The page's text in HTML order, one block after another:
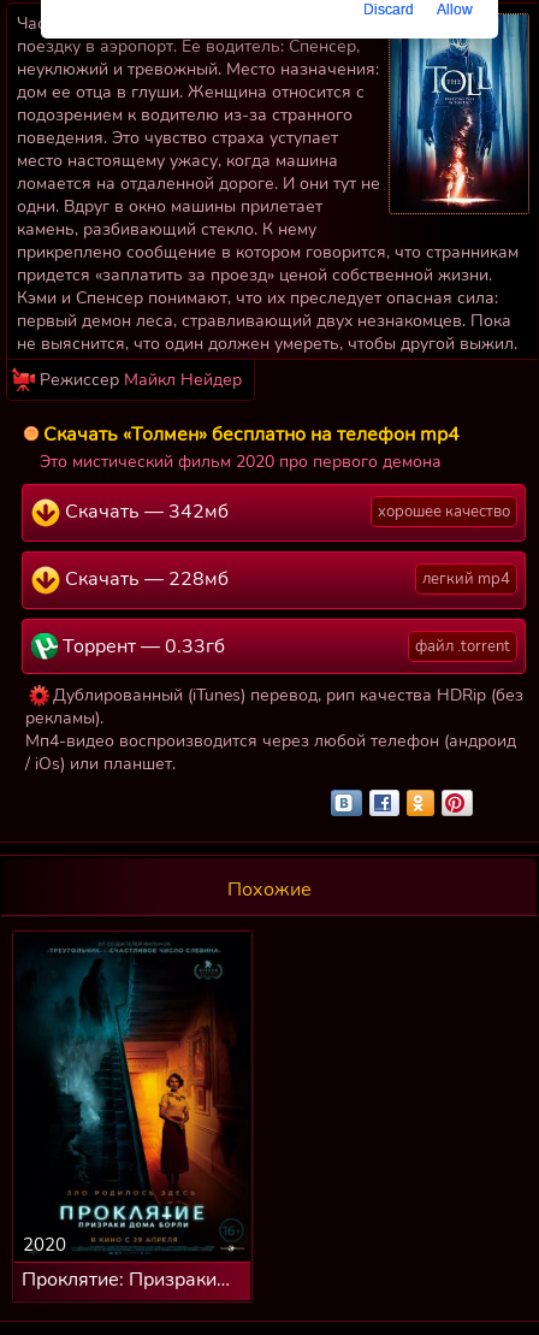
Час ночи. Вымотанная Кэми заказывает
поездку в аэропорт. Ее водитель: Спенсер,
неуклюжий и тревожный. Место назначения:
дом ее отца в глуши. Женщина относится с
подозрением к водителю из-за странного
поведения. Это чувство страха уступает
место настоящему ужасу, когда машина
ломается на отдаленной дороге. И они тут не
одни. Вдруг в окно машины прилетает
камень, разбивающий стекло. К нему
прикреплено сообщение в котором говорится, что странникам
придется «заплатить за проезд» ценой собственной жизни.
Кэми и Спенсер понимают, что их преследует опасная сила:
первый демон леса, стравливающий двух незнакомцев. Пока
не выяснится, что один должен умереть, чтобы другой выжил.
Режиссер Майкл Нейдер
Скачать «Толмен» бесплатно на телефон mp4
Это мистический фильм 2020 про первого демона
Скачать — 342мб хорошее качество
Скачать — 228мб легкий mp4
Торрент — 0.33гб файл .torrent
Дублированный (iTunes) перевод, рип качества HDRip (без
рекламы).
Мп4-видео воспроизводится через любой телефон (андроид
/ iOs) или планшет.
Похожие
Проклятие: Призраки
дома Борли
2020
Discard Allow